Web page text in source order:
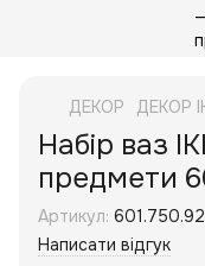
ДЕКОР ДЕКОР
Набір ваз
предмети
Артикул:
Написати відгук